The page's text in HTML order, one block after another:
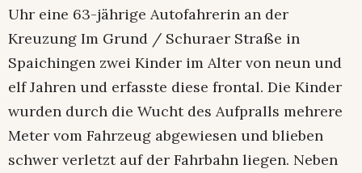
Uhr eine 63-jährige Autofahrerin an der
Kreuzung Im Grund / Schuraer Straße in
Spaichingen zwei Kinder im Alter von neun und
elf Jahren und erfasste diese frontal. Die Kinder
wurden durch die Wucht des Aufpralls mehrere
Meter vom Fahrzeug abgewiesen und blieben
schwer verletzt auf der Fahrbahn liegen. Neben